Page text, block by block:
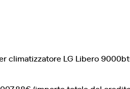
climatizzatore LG Libero